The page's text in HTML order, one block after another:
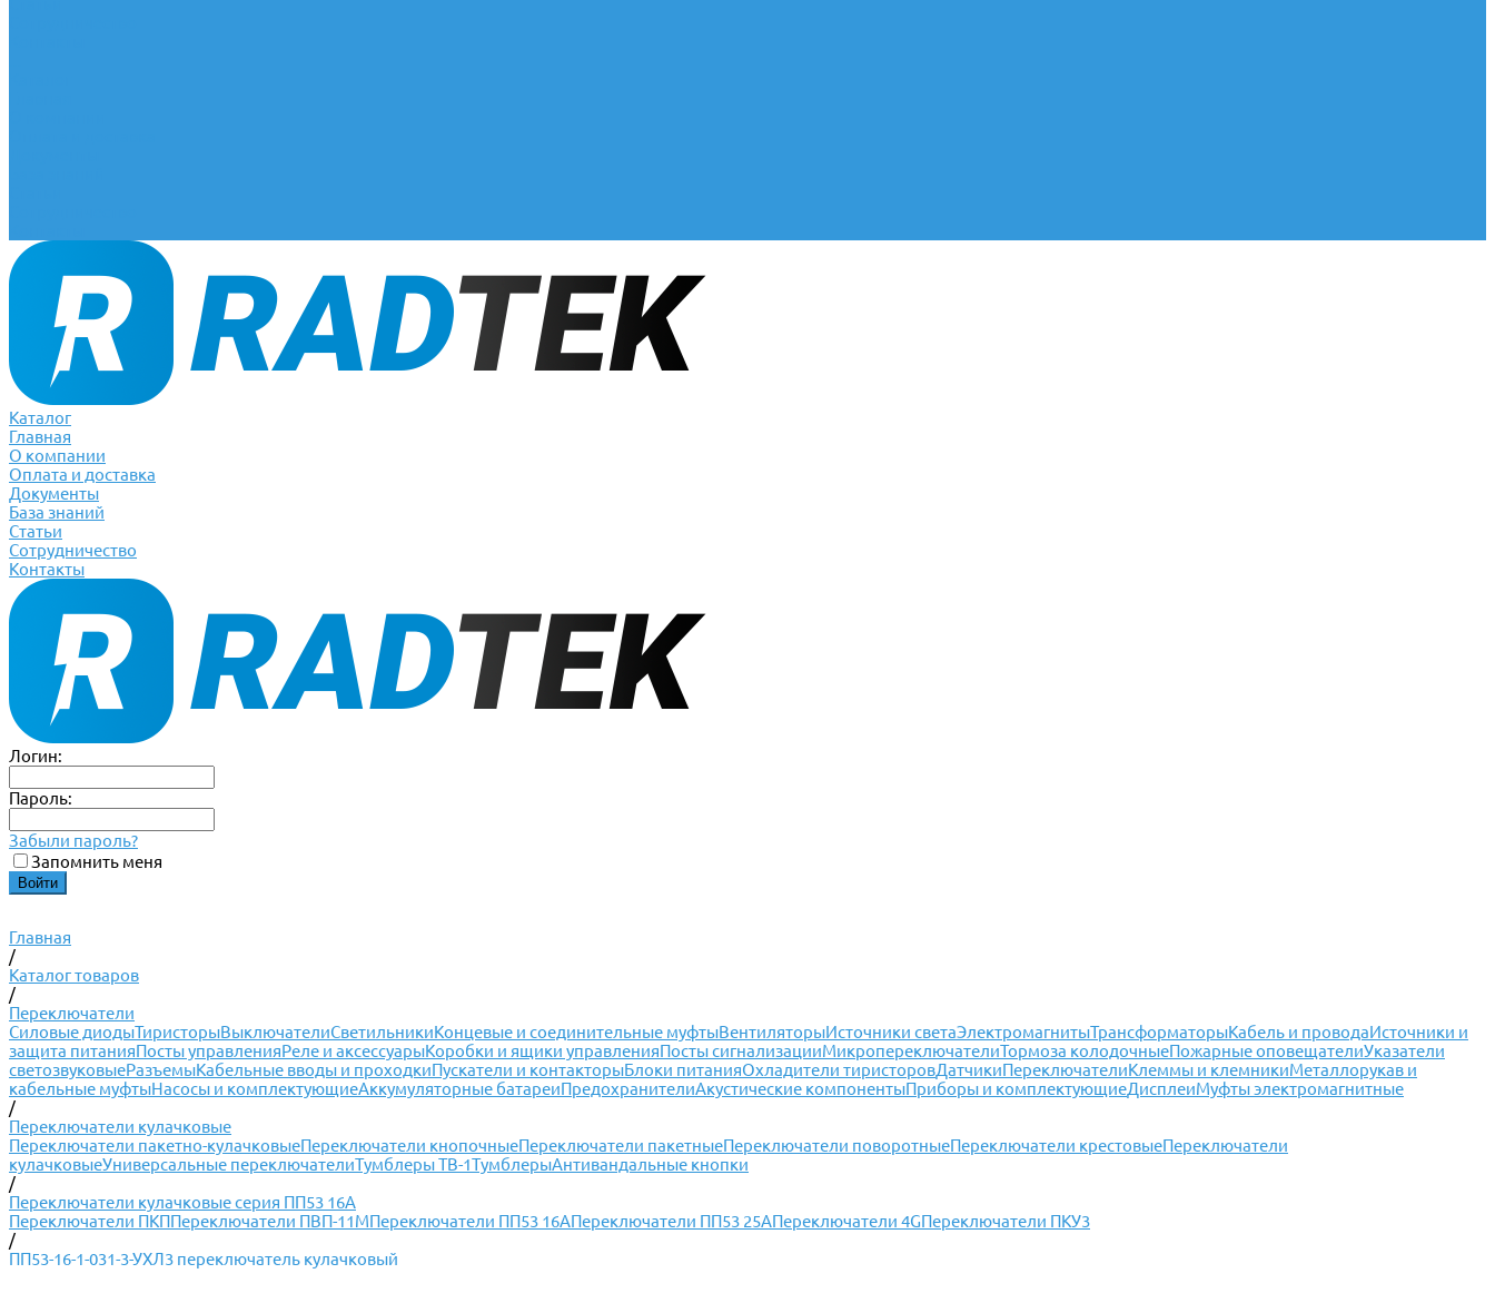
Каталог
Главная
О компании
Оплата и доставка
Документы
База знаний
Статьи
Сотрудничество
Контакты
Логин:
Пароль:
Забыли пароль?
Запомнить меня
Главная
/
Каталог товаров
/
Переключатели
Силовые диодыТиристорыВыключателиСветильникиКонцевые и соединительные муфтыВентиляторыИсточники светаЭлектромагнитыТрансформаторыКабель и проводаИсточники и
защита питанияПосты управленияРеле и аксессуарыКоробки и ящики управленияПосты сигнализацииМикропереключателиТормоза колодочныеПожарные оповещателиУказатели
светозвуковыеРазъемыКабельные вводы и проходкиПускатели и контакторыБлоки питанияОхладители тиристоровДатчикиПереключателиКлеммы и клемникиМеталлорукав и
кабельные муфтыНасосы и комплектующиеАккумуляторные батареиПредохранителиАкустические компонентыПриборы и комплектующиеДисплеиМуфты электромагнитные
/
Переключатели кулачковые
Переключатели пакетно-кулачковыеПереключатели кнопочныеПереключатели пакетныеПереключатели поворотныеПереключатели крестовыеПереключатели
кулачковыеУниверсальные переключателиТумблеры ТВ-1ТумблерыАнтивандальные кнопки
/
Переключатели кулачковые серия ПП53 16А
Переключатели ПКППереключатели ПВП-11МПереключатели ПП53 16АПереключатели ПП53 25АПереключатели 4GПереключатели ПКУ3
/
ПП53-16-1-031-3-УХЛ3 переключатель кулачковый